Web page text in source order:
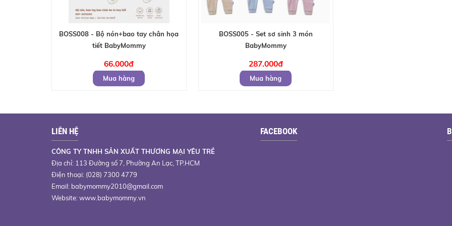
BOSS008 - Bộ nón+bao tay chân họa
tiết BabyMommy
66.000đ
Mua hàng
BOSS005 - Set sơ sinh 3 món
BabyMommy
287.000đ
Mua hàng
LIÊN HỆ
CÔNG TY TNHH SẢN XUẤT THƯƠNG MẠI YÊU TRẺ
Địa chỉ: 113 Đường số 7, Phường An Lạc, TP.HCM
Điện thoại: (028) 7300 4779
Email: babymommy2010@gmail.com
Website: www.babymommy.vn
FACEBOOK